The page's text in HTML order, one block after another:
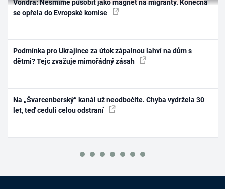
Vondra: Nesmíme působit jako magnet na migranty. Konečná
se opřela do Evropské komise
Podmínka pro Ukrajince za útok zápalnou lahví na dům s
dětmi? Tejc zvažuje mimořádný zásah
Na „Švarcenberský“ kanál už neodbočíte. Chyba vydržela 30
let, teď ceduli celou odstraní